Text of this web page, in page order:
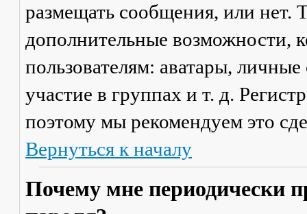
размещать сообщения, или нет.
дополнительные возможности,
пользователям: аватары,
участие в группах и т. д.
поэтому мы рекомендуем это
Вернуться к началу
Почему мне периодически